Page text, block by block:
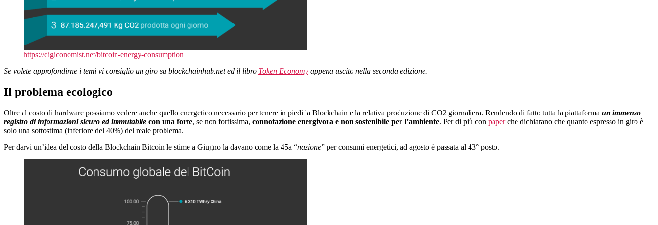
https://digiconomist.net/bitcoin-energy-consumption
Se volete approfondirne i temi vi consiglio un giro su blockchainhub.net ed il libro Token Economy appena uscito nella seconda edizione.
Il problema ecologico
Oltre al costo di hardware possiamo vedere anche quello energetico necessario per tenere in piedi la Blockchain e la relativa produzione di CO2 giornaliera. Rendendo di fatto tutta la piattaforma un immenso
registro di informazioni sicuro ed immutabile con una forte, se non fortissima, connotazione energivora e non sostenibile per l’ambiente. Per di più con paperche dichiarano che quanto espresso in giro è
solo una sottostima (inferiore del 40%) del reale problema.
Per darvi un’idea del costo della Blockchain Bitcoin le stime a Giugno la davano come la 45a “nazione” per consumi energetici, ad agosto è passata al 43° posto.